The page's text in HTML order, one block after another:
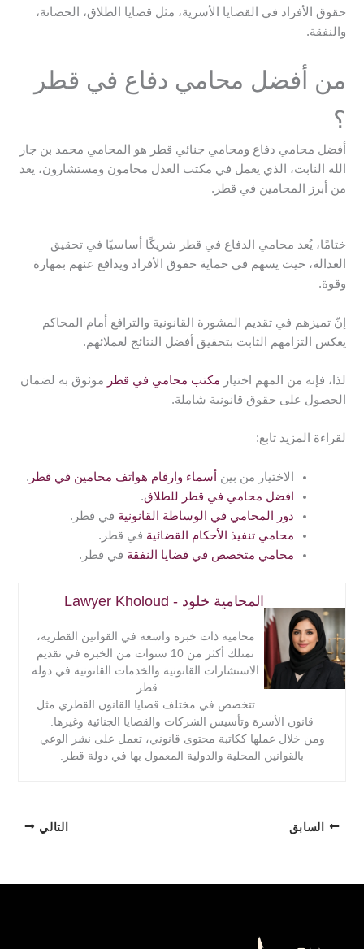
حقوق الأفراد في القضايا الأسرية، مثل قضايا الطلاق، الحضانة،
والنفقة.
من أفضل محامي دفاع في قطر
؟
أفضل محامي دفاع ومحامي جنائي قطر هو المحامي محمد بن جار
الله النابت، الذي يعمل في مكتب العدل محامون ومستشارون، يعد
من أبرز المحامين في قطر.
ختامًا، يُعد محامي الدفاع في قطر شريكًا أساسيًا في تحقيق
العدالة، حيث يسهم في حماية حقوق الأفراد ويدافع عنهم بمهارة
وقوة.
إنّ تميزهم في تقديم المشورة القانونية والترافع أمام المحاكم
يعكس التزامهم الثابت بتحقيق أفضل النتائج لعملائهم.
لذا، فإنه من المهم اختيار مكتب محامي في قطر موثوق به لضمان
الحصول على حقوق قانونية شاملة.
لقراءة المزيد تابع:
الاختيار من بين أسماء وارقام هواتف محامين في قطر .
افضل محامي في قطر للطلاق.
دور المحامي في الوساطة القانونية في قطر.
محامي تنفيذ الأحكام القضائية في قطر.
محامي متخصص في قضايا النفقة في قطر.
المحامية خلود - Lawyer Kholoud
محامية ذات خبرة واسعة في القوانين القطرية،
تمتلك أكثر من 10 سنوات من الخبرة في تقديم
الاستشارات القانونية والخدمات القانونية في دولة
قطر.
تتخصص في مختلف قضايا القانون القطري مثل
قانون الأسرة وتأسيس الشركات والقضايا الجنائية وغيرها.
ومن خلال عملها ككاتبة محتوى قانوني، تعمل على نشر الوعي
بالقوانين المحلية والدولية المعمول بها في دولة قطر.
السابق التالي